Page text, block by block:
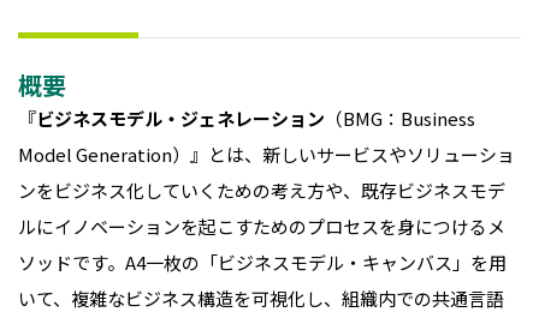
概要
『ビジネスモデル・ジェネレーション （BMG：Business
Model Generation）』とは、新しいサービスやソリューショ
ンをビジネス化していくための考え方や、既存ビジネスモデ
ルにイノベーションを起こすためのプロセスを身につけるメ
ソッドです。A4一枚の「ビジネスモデル・キャンバス」を用
いて、複雑なビジネス構造を可視化し、組織内での共通言語